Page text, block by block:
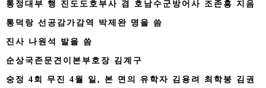
통정대부 행 진도도호부사 겸 호남수군방어사 조존흥 지음
통덕랑 선공감가감역 박제완 명을 씀
진사 나원석 발을 씀
순상국존문견이본부호장 김계구
숭정 4회 무진 4월 일, 본 면의 유학자 김용려 최학붕 김권